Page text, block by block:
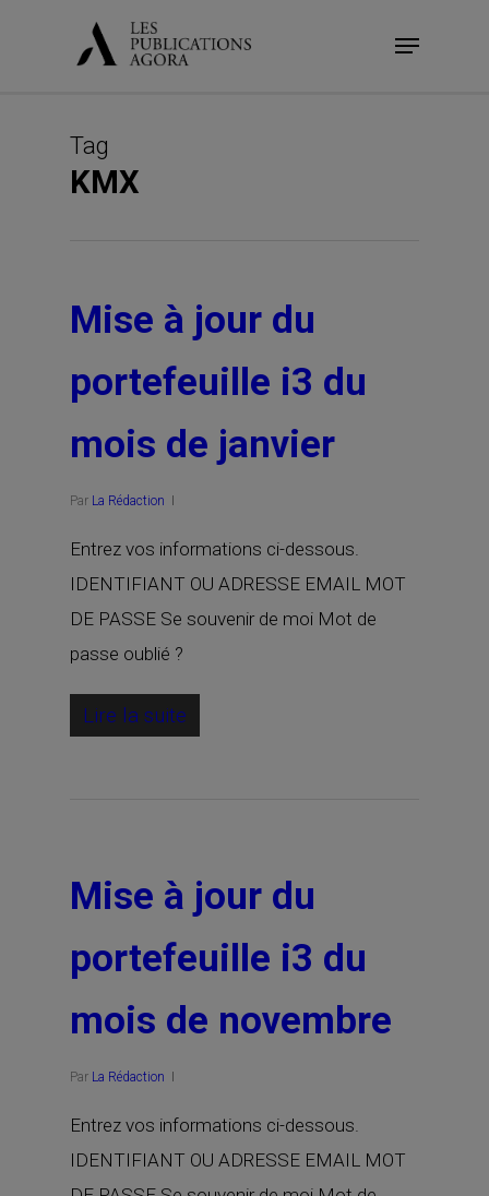
Menu
Tag
KMX
Mise à jour du
portefeuille i3 du
mois de janvier
Par La Rédaction
Entrez vos informations ci-dessous.
IDENTIFIANT OU ADRESSE EMAIL MOT
DE PASSE Se souvenir de moi Mot de
passe oublié ?
Lire la suite
Mise à jour du
portefeuille i3 du
mois de novembre
Par La Rédaction
Entrez vos informations ci-dessous.
IDENTIFIANT OU ADRESSE EMAIL MOT